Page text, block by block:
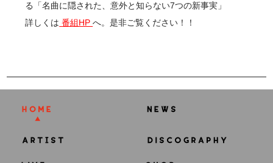
る「名曲に隠された、意外と知らない7つの新事実」
詳しくは 番組HPへ。是非ご覧ください！！